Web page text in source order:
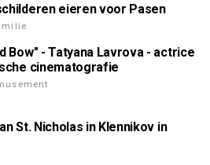
eieren voor Pasen
Bow" - Tatyana Lavrova - actrice
cinematografie
St. Nicholas in Klennikov in